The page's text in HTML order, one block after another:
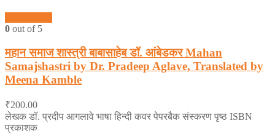
0 out of 5
महान समाज शास्त्री बाबासाहेब डॉ. आंबेडकर Mahan
Samajshastri by Dr. Pradeep Aglave, Translated by
Meena Kamble
₹200.00
लेखक डॉ. प्रदीप आगलावे भाषा हिन्दी कवर पेपरबैक संस्करण पृष्ठ ISBN
प्रकाशक